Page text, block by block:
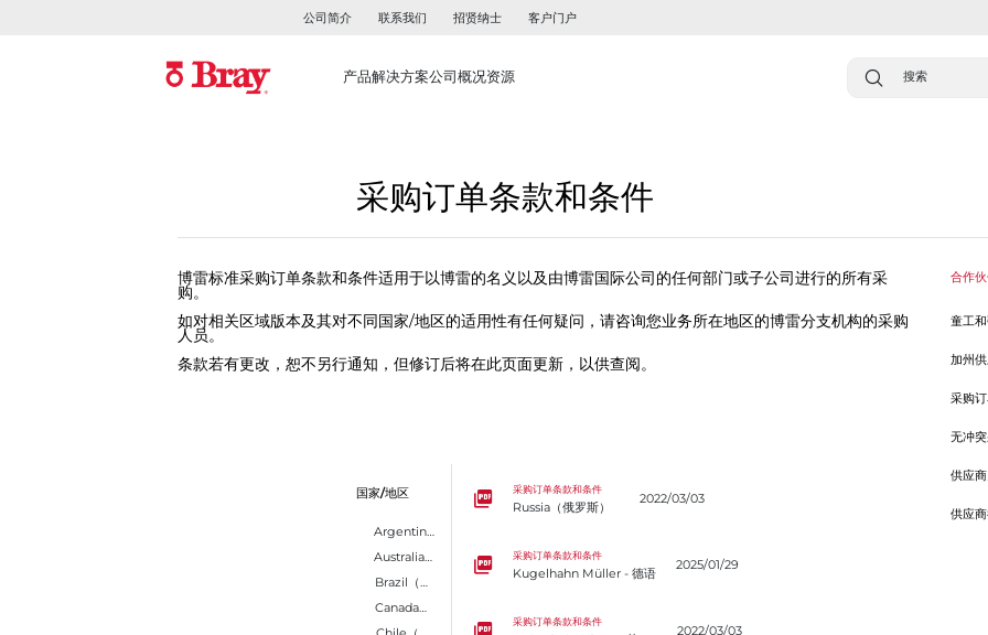
公司简介 联系我们 招贤纳士 客户门户
产品解决方案公司概况资源
采购订单条款和条件
博雷标准采购订单条款和条件适用于以博雷的名义以及由博雷国际公司的任何部门或子公司进行的所有采
购。
如对相关区域版本及其对不同国家/地区的适用性有任何疑问，请咨询您业务所在地区的博雷分支机构的采购
人员。
条款若有更改，恕不另行通知，但修订后将在此页面更新，以供查阅。
国家/地区
Canada（加拿大）
采购订单条款和条件
Russia（俄罗斯）
2022/03/03
采购订单条款和条件
Kugelhahn Müller - 德语
2025/01/29
采购订单条款和条件
2022/03/03
合作
童工
加州
采购
无冲
供应
供应